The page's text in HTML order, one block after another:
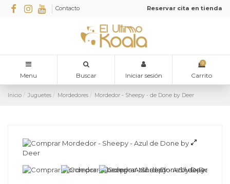
Contacto Reservar cita en tienda
Menu Buscar Iniciar sesión
0
Carrito
Inicio Juguetes Mordedores Mordedor - Sheepy - de Done by Deer